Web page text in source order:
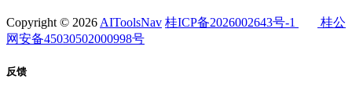
Copyright © 2026 AIToolsNav 桂ICP备2026002643号-1
桂公
网安备45030502000998号
反馈